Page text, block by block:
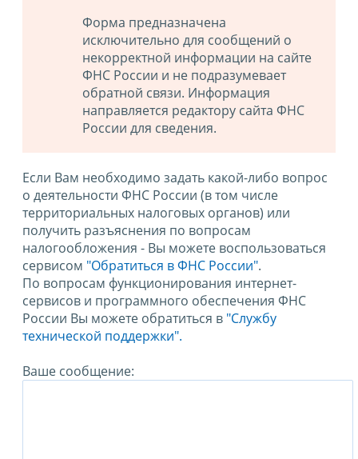
Форма предназначена
исключительно для сообщений о
некорректной информации на сайте
ФНС России и не подразумевает
обратной связи. Информация
направляется редактору сайта ФНС
России для сведения.
Если Вам необходимо задать какой-либо вопрос
о деятельности ФНС России (в том числе
территориальных налоговых органов) или
получить разъяснения по вопросам
налогообложения - Вы можете воспользоваться
сервисом "Обратиться в ФНС России".
По вопросам функционирования интернет-
сервисов и программного обеспечения ФНС
России Вы можете обратиться в "Службу
технической поддержки".
Ваше сообщение: